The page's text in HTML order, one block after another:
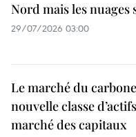
Nord mais les nuages
29/07/2026 03:00
Le marché du
nouvelle classe
marché des capitaux